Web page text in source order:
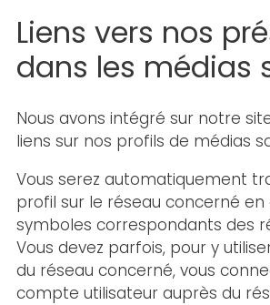
Liens vers nos
dans les médias
Nous avons intégré sur notre
liens sur nos profils de médias
Vous serez automatiquement
profil sur le réseau concerné en
symboles correspondants des
Vous devez parfois, pour y
du réseau concerné, vous
compte utilisateur auprès du